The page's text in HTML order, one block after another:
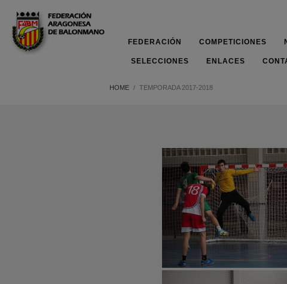
FEDERACIÓN COMPETICIONES
SELECCIONES ENLACES
HOME TEMPORADA 2017-2018